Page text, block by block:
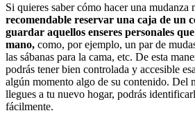
Si quieres saber cómo hacer una mudanza
recomendable reservar una caja de un
guardar aquellos enseres personales
mano, como, por ejemplo, un par de
las sábanas para la cama, etc. De esta
podrás tener bien controlada y accesible
algún momento algo de su contenido. Del
llegues a tu nuevo hogar, podrás
fácilmente.